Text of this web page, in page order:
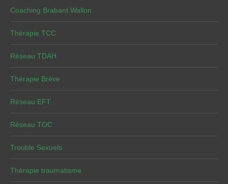
Coaching Brabant Wallon
Thérapie TCC
Réseau TDAH
Thérapie Brève
Réseau EFT
Réseau TOC
Trouble Sexuels
Thérapie traumatisme